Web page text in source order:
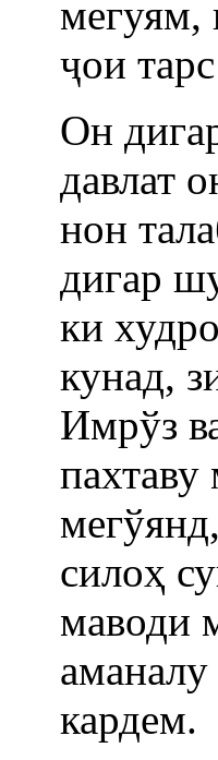
мегуям,
ҷои
Он
давлат
нон
дигар
ки
кунад,
Имрўз
пахтаву
силоҳ
маводи
кардем.